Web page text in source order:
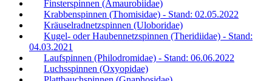
Finsterspinnen (Amaurobiidae)
Krabbenspinnen (Thomisidae) - Stand: 02.05.2022
Kräuselradnetzspinnen (Uloboridae)
Kugel- oder Haubennetzspinnen (Theridiidae) - Stand:
04.03.2021
Laufspinnen (Philodromidae) - Stand: 06.06.2022
Luchsspinnen (Oxyopidae)